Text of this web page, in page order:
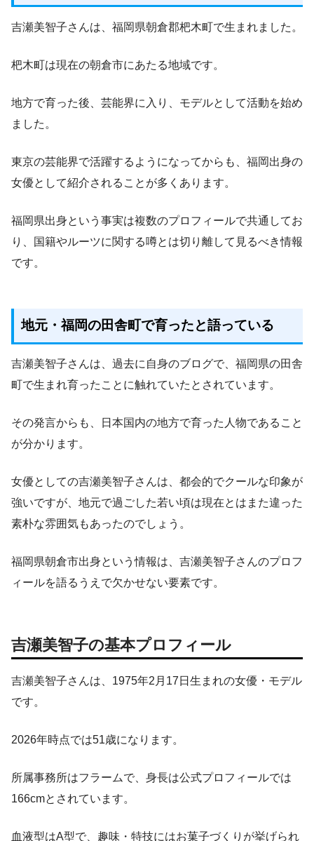
吉瀬美智子さんは、福岡県朝倉郡杷木町で生まれました。
杷木町は現在の朝倉市にあたる地域です。
地方で育った後、芸能界に入り、モデルとして活動を始め
ました。
東京の芸能界で活躍するようになってからも、福岡出身の
女優として紹介されることが多くあります。
福岡県出身という事実は複数のプロフィールで共通してお
り、国籍やルーツに関する噂とは切り離して見るべき情報
です。
地元・福岡の田舎町で育ったと語っている
吉瀬美智子さんは、過去に自身のブログで、福岡県の田舎
町で生まれ育ったことに触れていたとされています。
その発言からも、日本国内の地方で育った人物であること
が分かります。
女優としての吉瀬美智子さんは、都会的でクールな印象が
強いですが、地元で過ごした若い頃は現在とはまた違った
素朴な雰囲気もあったのでしょう。
福岡県朝倉市出身という情報は、吉瀬美智子さんのプロフ
ィールを語るうえで欠かせない要素です。
吉瀬美智子の基本プロフィール
吉瀬美智子さんは、1975年2月17日生まれの女優・モデル
です。
2026年時点では51歳になります。
所属事務所はフラームで、身長は公式プロフィールでは
166cmとされています。
血液型はA型で、趣味・特技にはお菓子づくりが挙げられ